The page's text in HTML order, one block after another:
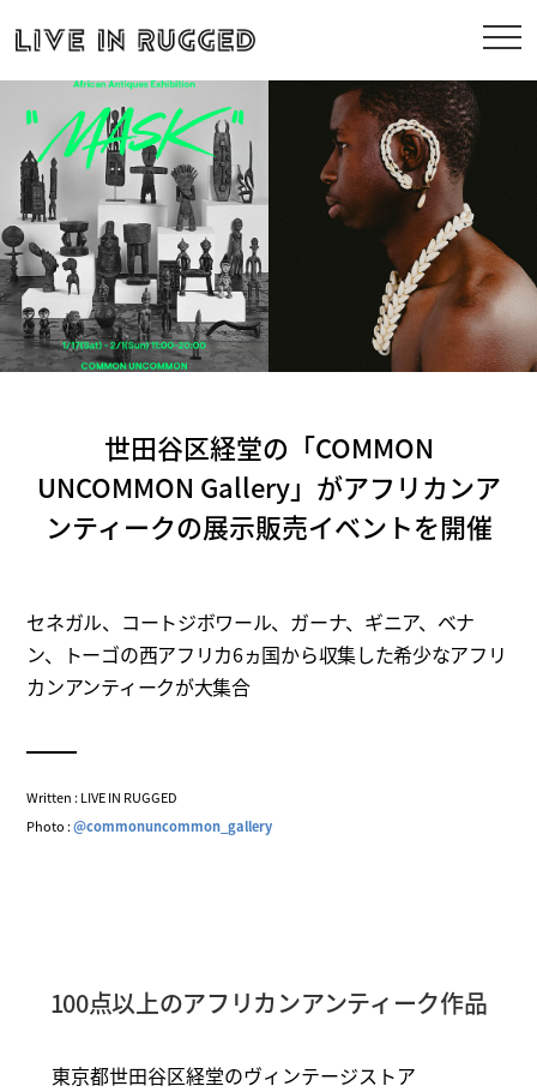
世田谷区経堂の「COMMON
UNCOMMON Gallery」がアフリカンア
ンティークの展示販売イベントを開催
セネガル、コートジボワール、ガーナ、ギニア、ベナ
ン、トーゴの西アフリカ6ヵ国から収集した希少なアフリ
カンアンティークが大集合
Written : LIVE IN RUGGED
Photo :@commonuncommon_gallery
100点以上のアフリカンアンティーク作品
東京都世田谷区経堂のヴィンテージストア